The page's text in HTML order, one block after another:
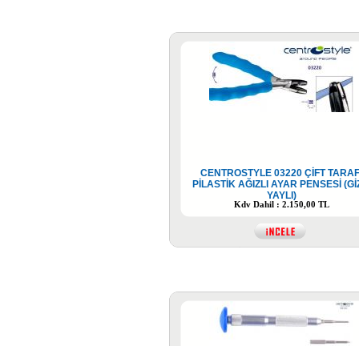
CENTROSTYLE 03220 ÇİFT
PİLASTİK AĞIZLI AYAR PENSESİ
YAYLI)
Kdv Dahil : 2.150,00 TL